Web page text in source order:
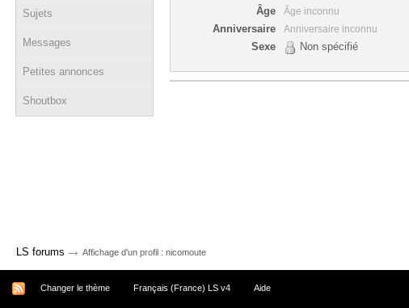
Sujets
Messages
Petites annonces
Shoutbox
Âge
Âge inconnu
Anniversaire Anniversaire inconnu
Sexe Non spécifié
LS forums → Affichage d'un profil : nicomoute
Changer le thème Français (France) LS v4 Aide